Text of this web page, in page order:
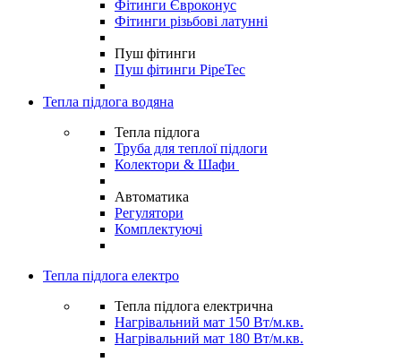
Фітинги Євроконус
Фітинги різьбові латунні
Пуш фітинги
Пуш фітинги PipeTec
Тепла підлога водяна
Тепла підлога
Труба для теплої підлоги
Колектори & Шафи
Автоматика
Регулятори
Комплектуючі
Тепла підлога електро
Тепла підлога електрична
Нагрівальний мат 150 Вт/м.кв.
Нагрівальний мат 180 Вт/м.кв.